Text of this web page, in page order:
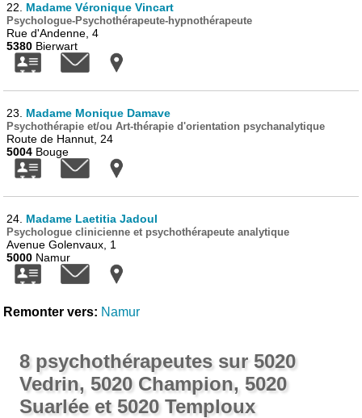
22. Madame Véronique Vincart
Psychologue-Psychothérapeute-hypnothérapeute
Rue d'Andenne, 4
5380 Bierwart
23. Madame Monique Damave
Psychothérapie et/ou Art-thérapie d'orientation psychanalytique
Route de Hannut, 24
5004 Bouge
24. Madame Laetitia Jadoul
Psychologue clinicienne et psychothérapeute analytique
Avenue Golenvaux, 1
5000 Namur
Remonter vers: Namur
8 psychothérapeutes sur 5020
Vedrin, 5020 Champion, 5020
Suarlée et 5020 Temploux